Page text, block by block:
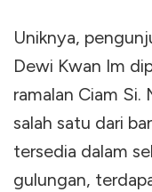
Uniknya,
Dewi Kwan Im
ramalan Ciam Si.
salah satu dari
tersedia dalam
gulungan,